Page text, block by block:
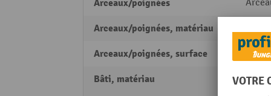
Arceaux/poignées
Arceaux/poignées, matériau
Arceaux/poignées, surface
Bâti, matériau
Acier